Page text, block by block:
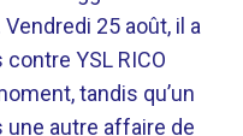
25 août, il a
YSL RICO
tandis qu’un
autre affaire de